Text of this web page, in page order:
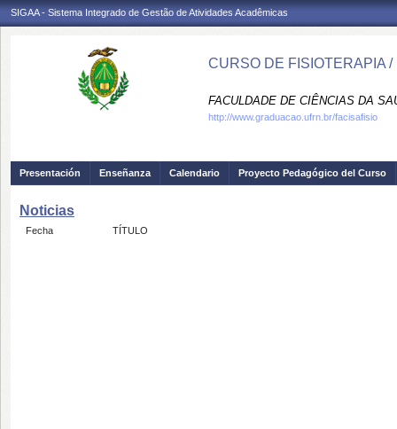
SIGAA - Sistema Integrado de Gestão de Atividades Acadêmicas
CURSO DE FISIOTERAPIA /
FACULDADE DE CIÊNCIAS DA
http://www.graduacao.ufrn.br/facisafisio
Presentación Enseñanza Calendario Proyecto Pedagógico del Curso
Noticias
Fecha TÍTULO